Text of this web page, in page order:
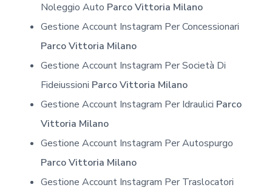
Noleggio Auto Parco Vittoria Milano
Gestione Account Instagram Per Concessionari
Parco Vittoria Milano
Gestione Account Instagram Per Società Di
Fideiussioni Parco Vittoria Milano
Gestione Account Instagram Per Idraulici Parco
Vittoria Milano
Gestione Account Instagram Per Autospurgo
Parco Vittoria Milano
Gestione Account Instagram Per Traslocatori